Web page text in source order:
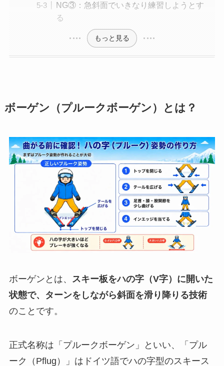
NG③：急斜面でいきなり練習しようとす
る
もっと見る
ボーゲン（プルークボーゲン）とは？
ボーゲンとは、 スキー板をハの字（V字）に開いた
状態で、ターンをしながら斜面を滑り降りる技術
のことです。
正式名称は「プルークボーゲン」といい、「プル
ーク（Pflug）」はドイツ語でハの字型のスキース